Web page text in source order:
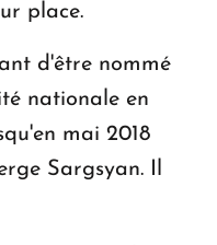
place.
d'être nommé
nationale en
mai 2018
Sargsyan. Il